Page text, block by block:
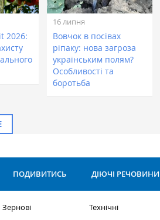
2026:
16 липня
Вовчок в посівах
ріпаку: нова загроза
українським полям?
Особливості та
боротьба
ПОДИВИТИСЬ ДІЮЧІ РЕЧОВИНИ
Зернові
Технічні